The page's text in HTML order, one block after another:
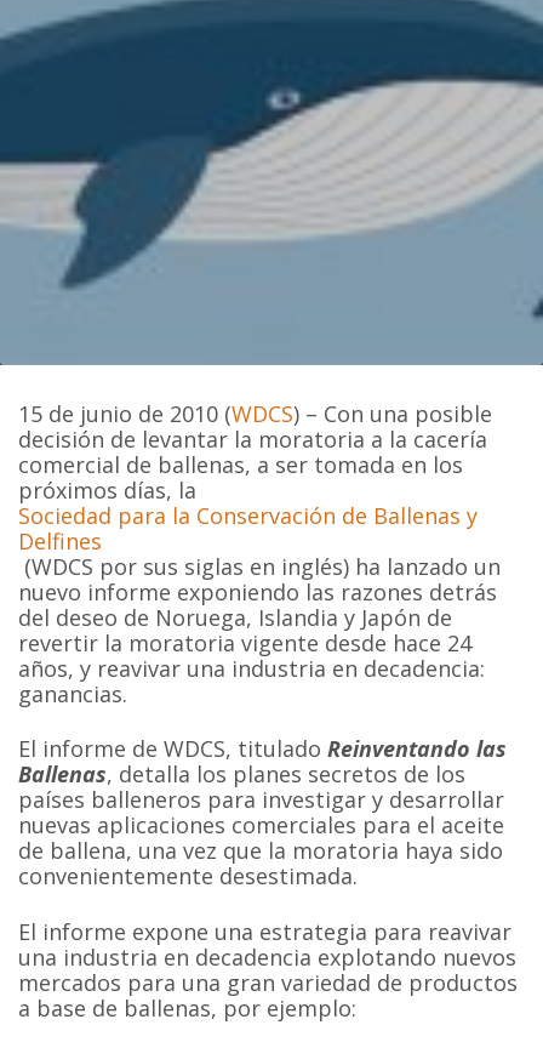
15 de junio de 2010 (WDCS) – Con una posible
decisión de levantar la moratoria a la cacería
comercial de ballenas, a ser tomada en los
próximos días, la
Sociedad para la Conservación de Ballenas y
Delfines
(WDCS por sus siglas en inglés) ha lanzado un
nuevo informe exponiendo las razones detrás
del deseo de Noruega, Islandia y Japón de
revertir la moratoria vigente desde hace 24
años, y reavivar una industria en decadencia:
ganancias.
El informe de WDCS, tituladoReinventando las
Ballenas, detalla los planes secretos de los
países balleneros para investigar y desarrollar
nuevas aplicaciones comerciales para el aceite
de ballena, una vez que la moratoria haya sido
convenientemente desestimada.
El informe expone una estrategia para reavivar
una industria en decadencia explotando nuevos
mercados para una gran variedad de productos
a base de ballenas, por ejemplo: